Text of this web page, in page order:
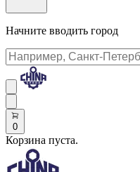
Начните вводить город
0
Корзина пуста.